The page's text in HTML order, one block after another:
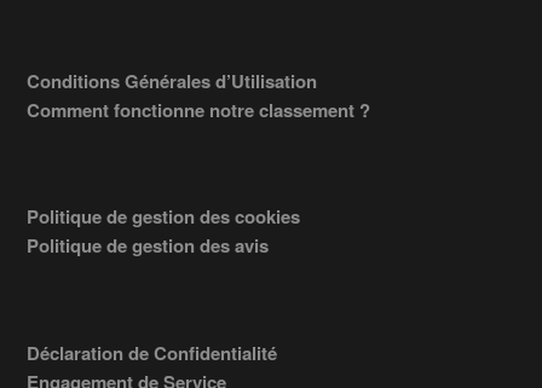
Conditions Générales d’Utilisation
Comment fonctionne notre classement ?
Politique de gestion des cookies
Politique de gestion des avis
Déclaration de Confidentialité
Engagement de Service